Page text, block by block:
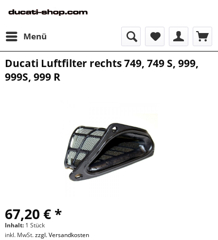
Menü
Ducati Luftfilter rechts 749, 749 S, 999,
999S, 999 R
67,20 € *
Inhalt: 1 Stück
inkl. MwSt.zzgl. Versandkosten